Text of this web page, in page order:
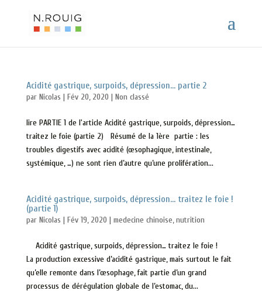
Acidité gastrique, surpoids, dépression… partie 2
par Nicolas | Fév 20, 2020 | Non classé
lire PARTIE 1 de l'article Acidité gastrique, surpoids, dépression…
traitez le foie (partie 2) Résumé de la 1ère partie : les
troubles digestifs avec acidité (œsophagique, intestinale,
systémique, …) ne sont rien d’autre qu’une prolifération...
Acidité gastrique, surpoids, dépression… traitez le foie !
(partie 1)
par Nicolas | Fév 19, 2020 | medecine chinoise,nutrition
Acidité gastrique, surpoids, dépression… traitez le foie !
La production excessive d’acidité gastrique, mais surtout le fait
qu’elle remonte dans l’œsophage, fait partie d’un grand
processus de dérégulation globale de l’estomac, du...